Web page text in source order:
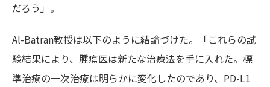
だろう」。
Al-Batran教授は以下のように結論づけた。「これらの試
験結果により、腫瘍医は新たな治療法を手に入れた。標
準治療の一次治療は明らかに変化したのであり、PD-L1